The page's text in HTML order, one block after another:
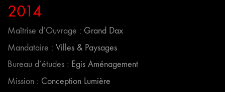
2014
Maîtrise d’Ouvrage : Grand Dax
Mandataire : Villes & Paysages
Bureau d’études : Egis Aménagement
Mission : Conception Lumière